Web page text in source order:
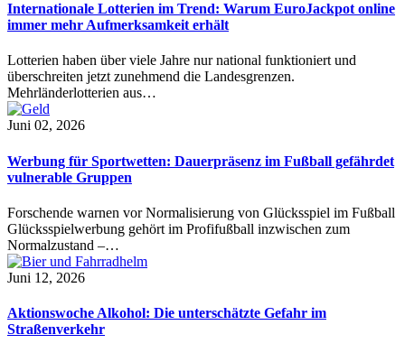
Internationale Lotterien im Trend: Warum EuroJackpot online
immer mehr Aufmerksamkeit erhält
Lotterien haben über viele Jahre nur national funktioniert und
überschreiten jetzt zunehmend die Landesgrenzen.
Mehrländerlotterien aus…
Juni 02, 2026
Werbung für Sportwetten: Dauerpräsenz im Fußball gefährdet
vulnerable Gruppen
Forschende warnen vor Normalisierung von Glücksspiel im Fußball
Glücksspielwerbung gehört im Profifußball inzwischen zum
Normalzustand –…
Juni 12, 2026
Aktionswoche Alkohol: Die unterschätzte Gefahr im
Straßenverkehr